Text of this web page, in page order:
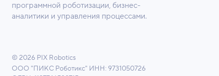
программной роботизации, бизнес-
аналитики и управления процессами.
© 2026 PIX Robotics
ООО "ПИКС Роботикс" ИНН: 9731050726